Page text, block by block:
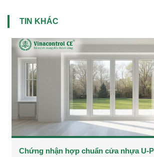
TIN KHÁC
Chứng nhận hợp chuẩn cửa nhựa U-